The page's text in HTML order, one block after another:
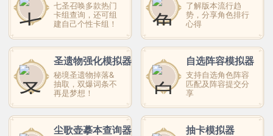
七圣召唤多款热门
卡组查询，还可组
建自己个性卡组！
了解版本流行趋
势，分享角色排行
心得
圣遗物强化模拟器
秘境圣遗物掉落&
抽取，双爆词条不
再是梦想！
自选阵容模拟器
支持自选角色阵容
匹配及阵容提交分
享
尘歌壶摹本查询器 抽卡模拟器